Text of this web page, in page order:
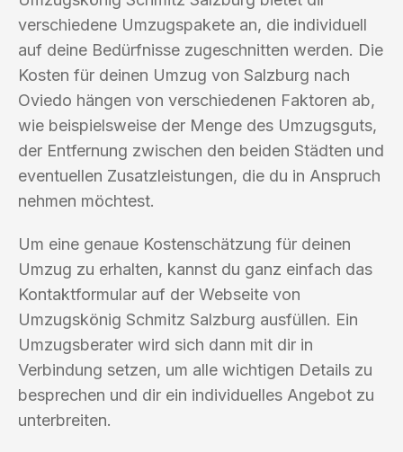
verschiedene Umzugspakete an, die individuell
auf deine Bedürfnisse zugeschnitten werden. Die
Kosten für deinen Umzug von Salzburg nach
Oviedo hängen von verschiedenen Faktoren ab,
wie beispielsweise der Menge des Umzugsguts,
der Entfernung zwischen den beiden Städten und
eventuellen Zusatzleistungen, die du in Anspruch
nehmen möchtest.
Um eine genaue Kostenschätzung für deinen
Umzug zu erhalten, kannst du ganz einfach das
Kontaktformular auf der Webseite von
Umzugskönig Schmitz Salzburg ausfüllen. Ein
Umzugsberater wird sich dann mit dir in
Verbindung setzen, um alle wichtigen Details zu
besprechen und dir ein individuelles Angebot zu
unterbreiten.